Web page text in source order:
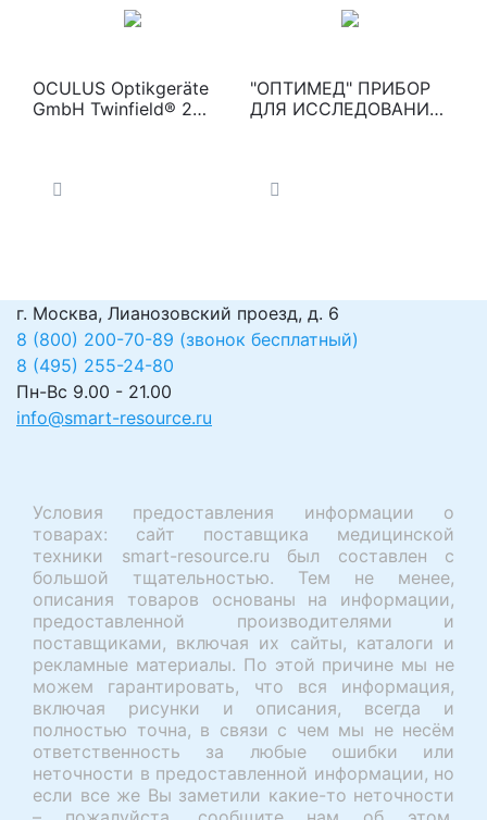
OCULUS Optikgeräte
GmbH Twinfield® 2
"ОПТИМЕД" ПРИБОР
ДЛЯ ИССЛЕДОВАНИЯ
(исполнение
г. Москва, Лианозовский проезд, д. 6
8 (800) 200-70-89 (звонок бесплатный)
8 (495) 255-24-80
Пн-Вс 9.00 - 21.00
info@smart-resource.ru
Условия предоставления информации о
товарах: сайт поставщика медицинской
техники smart-resource.ru был составлен с
большой тщательностью. Тем не менее,
описания товаров основаны на информации,
предоставленной производителями и
поставщиками, включая их сайты, каталоги и
рекламные материалы. По этой причине мы не
можем гарантировать, что вся информация,
включая рисунки и описания, всегда и
полностью точна, в связи с чем мы не несём
ответственность за любые ошибки или
неточности в предоставленной информации, но
если все же Вы заметили какие-то неточности